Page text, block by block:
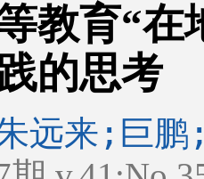
教育“在
的思考
远来;巨